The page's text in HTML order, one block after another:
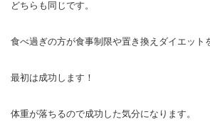
どちらも同じです。
食べ過ぎの方が食事制限や置き換えダイエット
最初は成功します！
体重が落ちるので成功した気分になります。